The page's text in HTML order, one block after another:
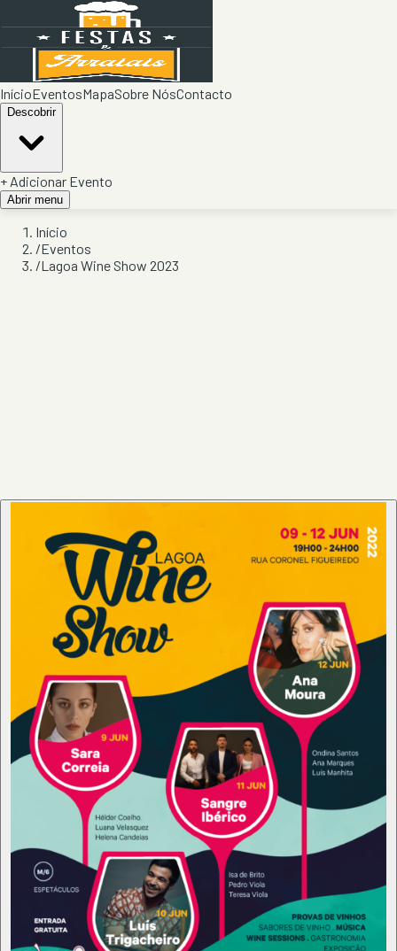
InícioEventosMapaSobre NósContacto
Descobrir
+ Adicionar Evento
Abrir menu
Início
/Eventos
/Lagoa Wine Show 2023